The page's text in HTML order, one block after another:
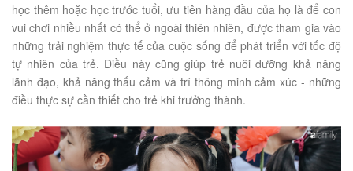
học thêm hoặc học trước tuổi, ưu tiên hàng đầu của họ là để con
vui chơi nhiều nhất có thể ở ngoài thiên nhiên, được tham gia vào
những trải nghiệm thực tế của cuộc sống để phát triển với tốc độ
tự nhiên của trẻ. Điều này cũng giúp trẻ nuôi dưỡng khả năng
lãnh đạo, khả năng thấu cảm và trí thông minh cảm xúc - những
điều thực sự cần thiết cho trẻ khi trưởng thành.